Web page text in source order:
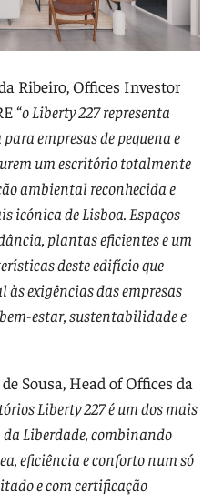
Ribeiro, Offices Investor
“o Liberty 227 representa
empresas de pequena e
um escritório totalmente
ambiental reconhecida e
icónica de Lisboa. Espaços
plantas eficientes e um
deste edifício que
às exigências das empresas
estar, sustentabilidade e
Sousa, Head of Offices da
Liberty 227 é um dos mais
Liberdade, combinando
eficiência e conforto num só
e com certificação